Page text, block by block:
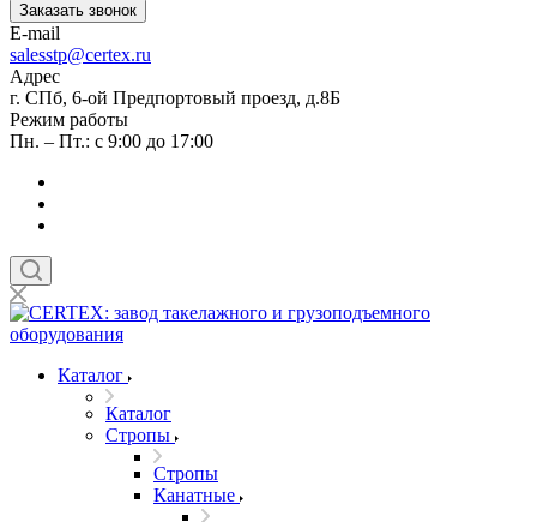
Заказать звонок
E-mail
salesstp@certex.ru
Адрес
г. СПб, 6-ой Предпортовый проезд, д.8Б
Режим работы
Пн. – Пт.: с 9:00 до 17:00
Каталог
Каталог
Стропы
Стропы
Канатные